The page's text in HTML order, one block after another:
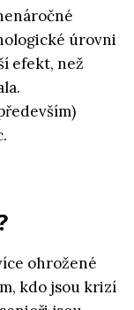
úrovni
efekt, než
ohrožené
kdo jsou krizí